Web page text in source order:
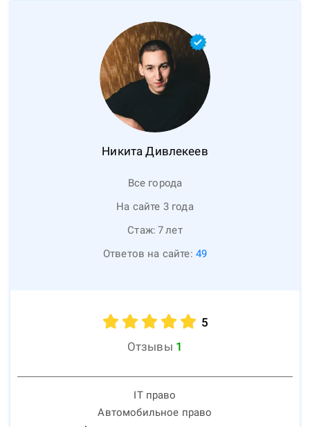
Никита Дивлекеев
Все города
На сайте 3 года
Стаж: 7лет
Ответов на сайте: 49
5
Отзывы 1
IT право
Автомобильное право